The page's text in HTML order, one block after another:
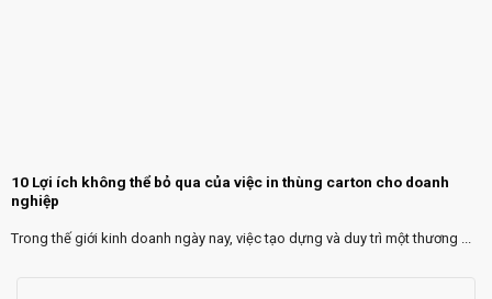
10 Lợi ích không thể bỏ qua của việc in thùng carton cho doanh
nghiệp
Trong thế giới kinh doanh ngày nay, việc tạo dựng và duy trì một thương ...